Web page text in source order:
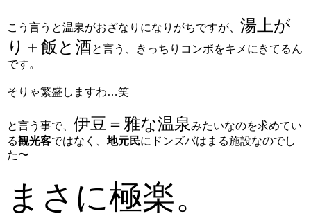
こう言うと温泉がおざなりになりがちですが、 湯上が
り＋飯と酒と言う、きっちりコンボをキメにきてるん
です。
そりゃ繁盛しますわ…笑
と言う事で、 伊豆＝雅な温泉みたいなのを求めてい
る観光客ではなく、 地元民にドンズバはまる施設なのでし
た〜
まさに極楽。